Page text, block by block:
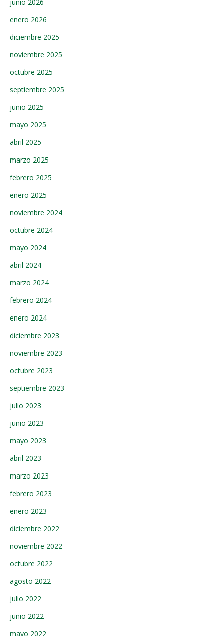
enero 2026
diciembre 2025
noviembre 2025
octubre 2025
septiembre 2025
junio 2025
mayo 2025
abril 2025
marzo 2025
febrero 2025
enero 2025
noviembre 2024
octubre 2024
mayo 2024
abril 2024
marzo 2024
febrero 2024
enero 2024
diciembre 2023
noviembre 2023
octubre 2023
septiembre 2023
julio 2023
junio 2023
mayo 2023
abril 2023
marzo 2023
febrero 2023
enero 2023
diciembre 2022
noviembre 2022
octubre 2022
agosto 2022
julio 2022
junio 2022
mayo 2022